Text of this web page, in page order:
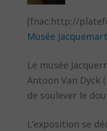
[fnac:http://
Musée
Le musée
Antoon Van Dyck
de soulever le
L’exposition se